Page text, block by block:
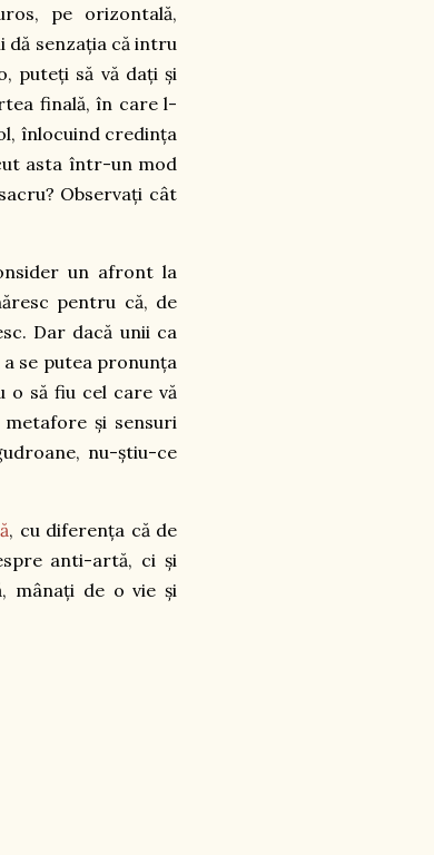
pe orizontală,
dă senzația că intru
puteți să vă dați și
finală, în care l-
înlocuind credința
asta într-un mod
Observați cât
un afront la
pentru că, de
Dar dacă unii ca
se putea pronunța
o să fiu cel care vă
și sensuri
nu-știu-ce
, cu diferența că de
anti-artă, ci și
mânați de o vie și